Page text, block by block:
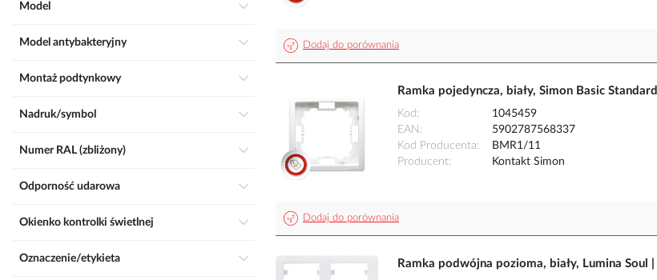
Dodaj do porównania
Ramka pojedyncza, biały, Simon Basic
Kod
1045459
EAN
5902787568337
Kod Producenta
BMR1/11
Producent
Kontakt Simon
Dodaj do porównania
Ramka podwójna pozioma, biały, Lumina Soul
Model
Model antybakteryjny
Montaż podtynkowy
Nadruk/symbol
Numer RAL (zbliżony)
Odporność udarowa
Okienko kontrolki świetlnej
Oznaczenie/etykieta